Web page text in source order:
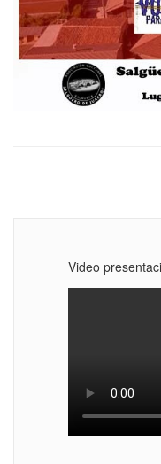
Video